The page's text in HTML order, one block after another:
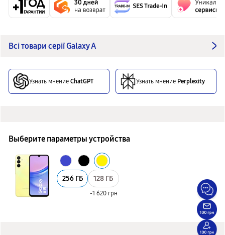
Всі товари серії Galaxy A
Узнать мнение ChatGPT Узнать мнение Perplexity
Выберите параметры устройства
256 ГБ 128 ГБ
-1 620 грн